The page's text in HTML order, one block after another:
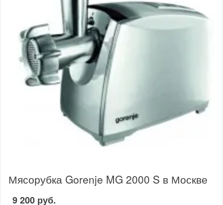
Мясорубка Gorenje MG 2000 S в Москве
9 200 руб.